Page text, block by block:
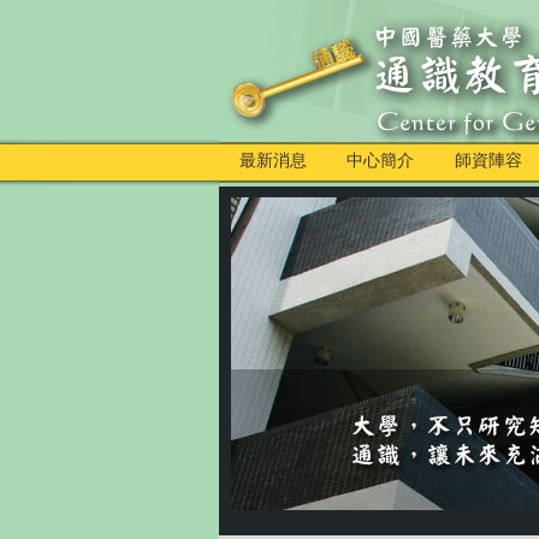
最新消息 中心簡介 師資陣容